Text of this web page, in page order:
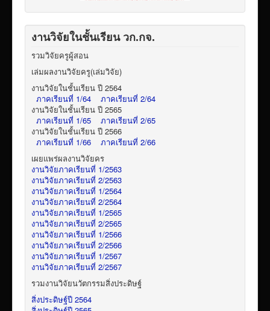
งานวิจัยในชั้นเรียน วก.กจ.
รวมวิจัยครูผู้สอน
เล่มผลงานวิจัยครู(เล่มวิจัย)
งานวิจัยในชั้นเรียน ปี 2564
ภาคเรียนที่ 1/64
ภาคเรียนที่ 2/64
งานวิจัยในชั้นเรียน ปี 2565
ภาคเรียนที่ 1/65
ภาคเรียนที่ 2/65
งานวิจัยในชั้นเรียน ปี 2566
ภาคเรียนที่ 1/66
ภาคเรียนที่ 2/66
เผยแพร่ผลงานวิจัยคร
งานวิจัยภาคเรียนที่ 1/2563
งานวิจัยภาคเรียนที่ 2/2563
งานวิจัยภาคเรียนที่ 1/2564
งานวิจัยภาคเรียนที่ 2/2564
งานวิจัยภาคเรียนที่ 1/2565
งานวิจัยภาคเรียนที่ 2/2565
งานวิจัยภาคเรียนที่ 1/2566
งานวิจัยภาคเรียนที่ 2/2566
งานวิจัยภาคเรียนที่ 1/2567
งานวิจัยภาคเรียนที่ 2/2567
รวมงานวิจัยนวัตกรรมสิ่งประดิษฐ์
สิ่งประดิษฐ์ปี 2564